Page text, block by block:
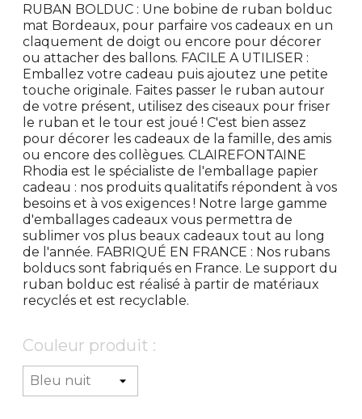
RUBAN BOLDUC : Une bobine de ruban bolduc
mat Bordeaux, pour parfaire vos cadeaux en un
claquement de doigt ou encore pour décorer
ou attacher des ballons. FACILE A UTILISER :
Emballez votre cadeau puis ajoutez une petite
touche originale. Faites passer le ruban autour
de votre présent, utilisez des ciseaux pour friser
le ruban et le tour est joué ! C'est bien assez
pour décorer les cadeaux de la famille, des amis
ou encore des collègues. CLAIREFONTAINE
Rhodia est le spécialiste de l'emballage papier
cadeau : nos produits qualitatifs répondent à vos
besoins et à vos exigences ! Notre large gamme
d'emballages cadeaux vous permettra de
sublimer vos plus beaux cadeaux tout au long
de l'année. FABRIQUÉ EN FRANCE : Nos rubans
bolducs sont fabriqués en France. Le support du
ruban bolduc est réalisé à partir de matériaux
recyclés et est recyclable.
Couleur produit :